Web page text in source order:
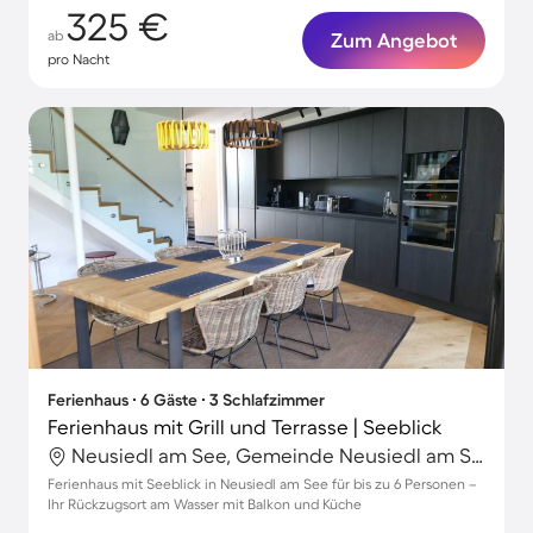
ab 325 €
pro Nacht
Zum Angebot
Ferienhaus ∙ 6 Gäste ∙ 3 Schlafzimmer
Ferienhaus mit Grill und Terrasse | Seeblick
Neusiedl am See, Gemeinde Neusiedl am See, Österreich
Ferienhaus mit Seeblick in Neusiedl am See für bis zu 6 Personen –
Ihr Rückzugsort am Wasser mit Balkon und Küche